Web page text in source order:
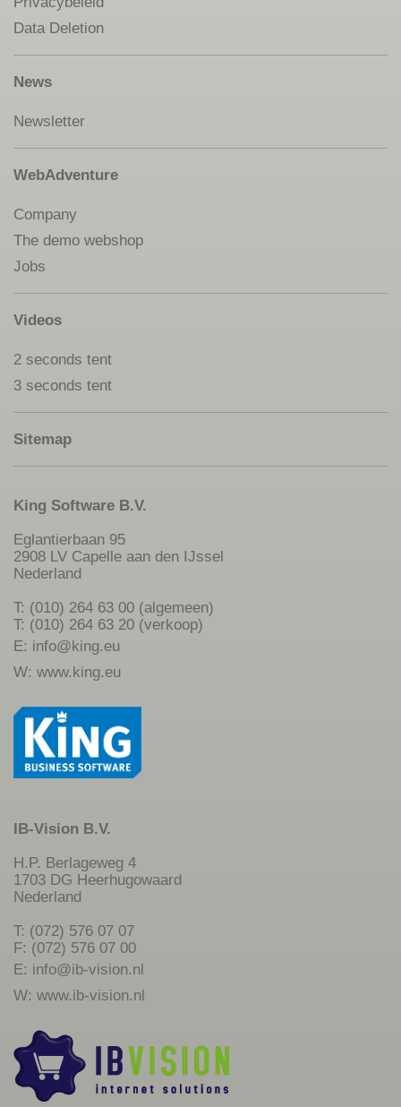
Data Deletion
News
Newsletter
WebAdventure
Company
The demo webshop
Jobs
Videos
2 seconds tent
3 seconds tent
Sitemap
King Software B.V.
Eglantierbaan 95
2908 LV Capelle aan den IJssel
Nederland
T: (010) 264 63 00 (algemeen)
T: (010) 264 63 20 (verkoop)
E: info@king.eu
W: www.king.eu
IB-Vision B.V.
H.P. Berlageweg 4
1703 DG Heerhugowaard
Nederland
T: (072) 576 07 07
F: (072) 576 07 00
E: info@ib-vision.nl
W: www.ib-vision.nl